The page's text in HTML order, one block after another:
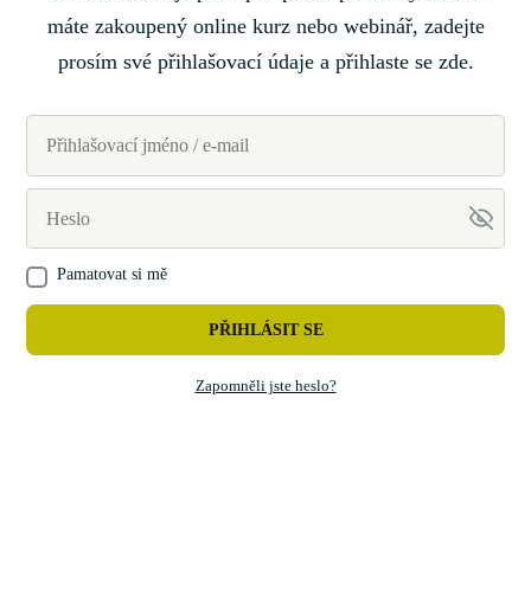
máte zakoupený online kurz nebo webinář, zadejte
prosím své přihlašovací údaje a přihlaste se zde.
Pamatovat si mě
PŘIHLÁSIT SE
Zapomněli jste heslo?